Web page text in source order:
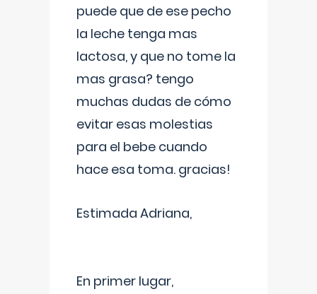
puede que de ese pecho
la leche tenga mas
lactosa, y que no tome la
mas grasa? tengo
muchas dudas de cómo
evitar esas molestias
para el bebe cuando
hace esa toma. gracias!
Estimada Adriana,
En primer lugar,